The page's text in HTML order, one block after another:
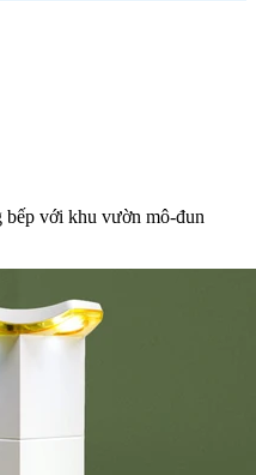
với khu vườn mô-đun